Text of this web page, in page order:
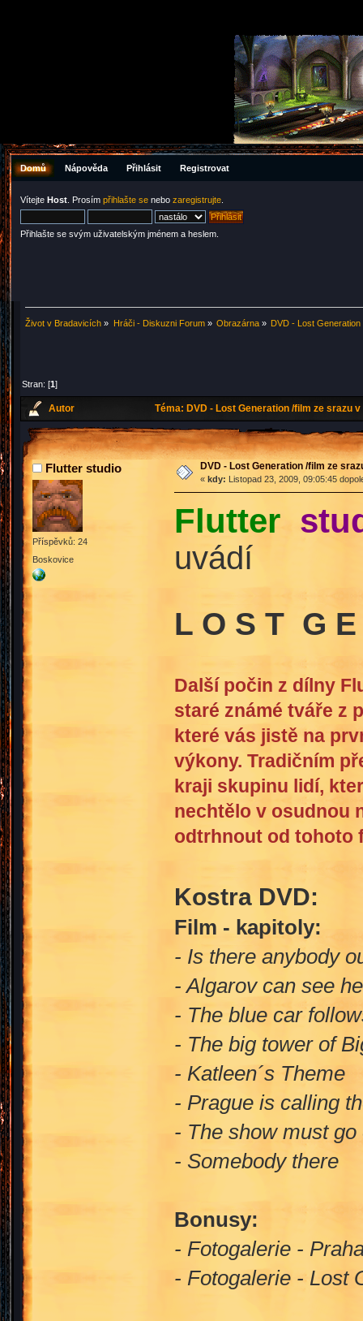
Domů Nápověda Přihlásit Registrovat
Vítejte Host . Prosím přihlašte se nebo zaregistrujte
Přihlašte se svým uživatelským jménem a heslem.
Život v Bradavicích » Hráči - Diskuzni Forum» Obrazárna» DVD - Lost
Stran: [1]
Autor Téma: DVD - Lost Generation /film ze srazu
Flutter studio
Příspěvků: 24
Boskovice
DVD - Lost Generation /film ze
« kdy: Listopad 23, 2009, 09:05:45
Flutter
uvádí
L O S T G E
Další počin z dílny
staré známé tváře z
které vás jistě na
výkony. Tradičním
kraji skupinu lidí,
nechtělo v osudnou
odtrhnout od tohoto
Kostra DVD:
Film - kapitoly:
- Is there anybody
- Algarov can see
- The blue car
- The big tower of
- Katleen´s Theme
- Prague is calling
- The show must go
- Somebody there
Bonusy:
- Fotogalerie -
- Fotogalerie - Lost